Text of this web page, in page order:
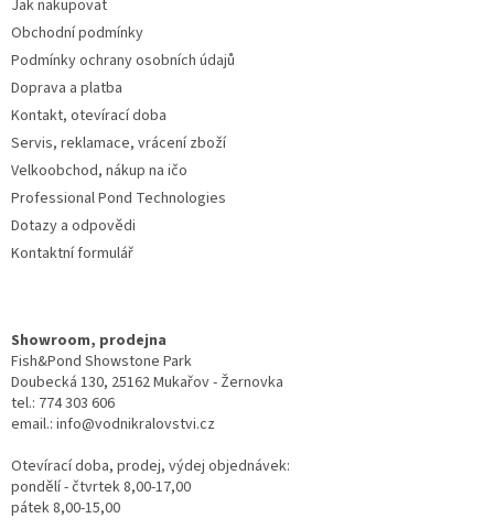
Jak nakupovat
Obchodní podmínky
Podmínky ochrany osobních údajů
Doprava a platba
Kontakt, otevírací doba
Servis, reklamace, vrácení zboží
Velkoobchod, nákup na ičo
Professional Pond Technologies
Dotazy a odpovědi
Kontaktní formulář
Showroom, prodejna
Fish&Pond Showstone Park
Doubecká 130, 25162 Mukařov - Žernovka
tel.: 774 303 606
email.: info@vodnikralovstvi.cz
Otevírací doba, prodej, výdej objednávek:
pondělí - čtvrtek 8,00-17,00
pátek 8,00-15,00